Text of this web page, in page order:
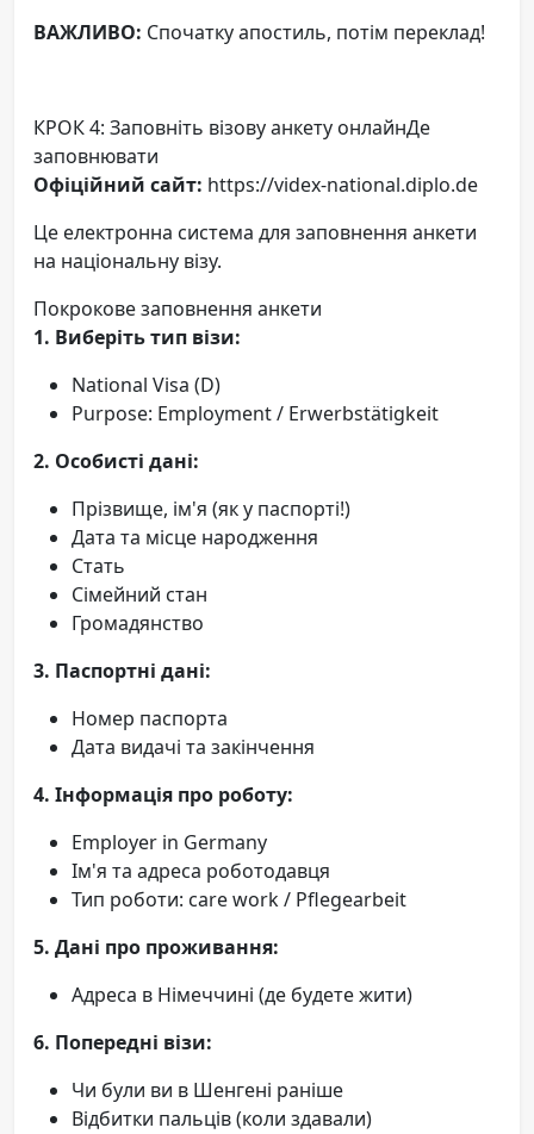
ВАЖЛИВО: Спочатку апостиль, потім переклад!
КРОК 4: Заповніть візову анкету онлайнДе
заповнювати
Офіційний сайт: https://videx-national.diplo.de
Це електронна система для заповнення анкети
на національну візу.
Покрокове заповнення анкети
1. Виберіть тип візи:
National Visa (D)
Purpose: Employment / Erwerbstätigkeit
2. Особисті дані:
Прізвище, ім'я (як у паспорті!)
Дата та місце народження
Стать
Сімейний стан
Громадянство
3. Паспортні дані:
Номер паспорта
Дата видачі та закінчення
4. Інформація про роботу:
Employer in Germany
Ім'я та адреса роботодавця
Тип роботи: care work / Pflegearbeit
5. Дані про проживання:
Адреса в Німеччині (де будете жити)
6. Попередні візи:
Чи були ви в Шенгені раніше
Відбитки пальців (коли здавали)